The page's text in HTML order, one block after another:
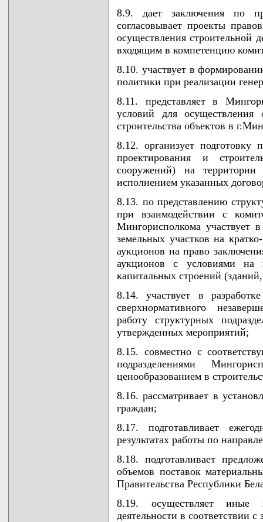
8.9. дает заключения по
согласовывает проекты
осуществления строительной
входящим в компетенцию
8.10. участвует в
политики при реализации
8.11. представляет в
условий для осуществления
строительства объектов в
8.12. организует подготовку
проектирования и
сооружений) на
исполнением указанных
8.13. по представлению
при взаимодействии с
Мингорисполкома участвует
земельных участков на
аукционов на право
аукционов с условиями на
капитальных строений
8.14. участвует в
сверхнормативного
работу структурных
утвержденных мероприятий;
8.15. совместно с
подразделениями
ценообразованием в
8.16. рассматривает в
граждан;
8.17. подготавливает
результатах работы по
8.18. подготавливает
объемов поставок
Правительства Республики
8.19. осуществляет иные
деятельности в соответствии